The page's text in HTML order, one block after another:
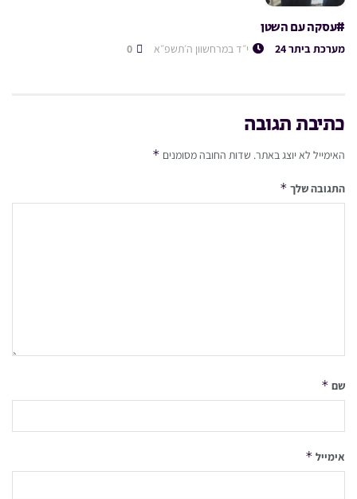
#עסקה עם השטן
מערכת ביתר 24 י״ד במרחשוון ה׳תשפ״א
כתיבת תגובה
האימייל לא יוצג באתר. שדות החובה מסומנים *
התגובה שלך *
שם *
אימייל *